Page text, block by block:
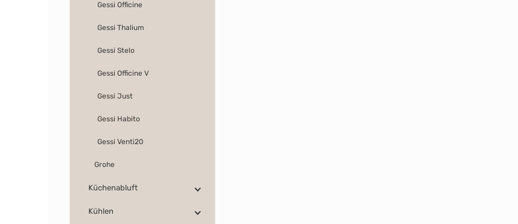
Gessi Officine
Gessi Thalium
Gessi Stelo
Gessi Officine V
Gessi Just
Gessi Habito
Gessi Venti20
Grohe
Küchenabluft
Kühlen